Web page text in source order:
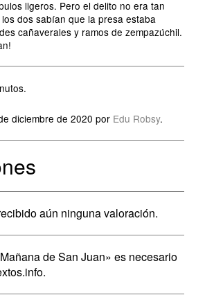
ligeros. Pero el delito no era tan
dos sabían que la presa estaba
cañaverales y ramos de zempazúchil.
diciembre de 2020 por Edu Robsy.
aún ninguna valoración.
de San Juan» es necesario